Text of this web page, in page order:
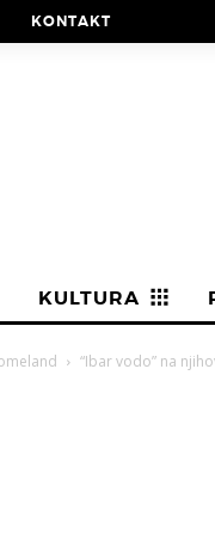
KONTAKT
KULTURA
“Ibar vodo” na